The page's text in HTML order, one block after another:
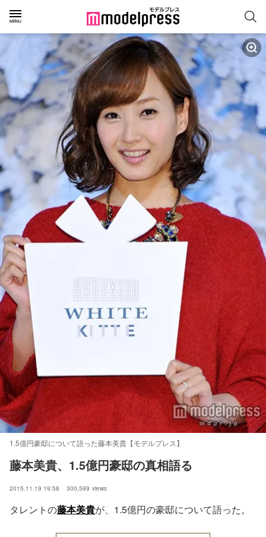
1.5億円豪邸について語った藤本美貴【モデルプレス】
藤本美貴、1.5億円豪邸の真相語る
2015.11.19 19:58 300,599 views
タレントの藤本美貴が、1.5億円の豪邸について語った。